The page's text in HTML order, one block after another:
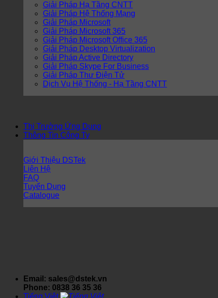
Giải Pháp Hạ Tầng CNTT
Giải Pháp Hệ Thống Mạng
Giải Pháp Microsoft
Giải Pháp Microsoft 365
Giải Pháp Microsoft Office 365
Giải Pháp Desktop Virtualization
Giải Pháp Active Directory
Giải Pháp Skype For Business
Giải Pháp Thư Điện Tử
Dịch Vụ Hệ Thống - Hạ Tầng CNTT
Thị Trường Ứng Dụng
Thông Tin Công Ty
Giới Thiệu DSTek
Liên Hệ
FAQ
Tuyển Dụng
Catalogue
Email: sales@dstek.vn
Phone: 0838 36 35 36
Tiếng Việt